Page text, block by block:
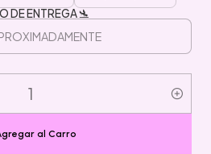
PLAZO DE ENTREGA 🛬
al Carro